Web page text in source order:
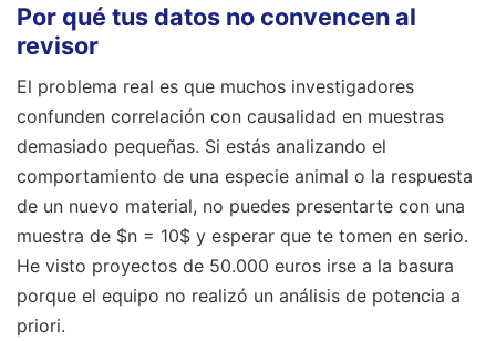
Por qué tus datos no convencen al
revisor
El problema real es que muchos investigadores
confunden correlación con causalidad en muestras
demasiado pequeñas. Si estás analizando el
comportamiento de una especie animal o la respuesta
de un nuevo material, no puedes presentarte con una
muestra de $n = 10$ y esperar que te tomen en serio.
He visto proyectos de 50.000 euros irse a la basura
porque el equipo no realizó un análisis de potencia a
priori.